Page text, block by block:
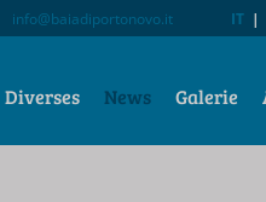
info@baiadiportonovo.it IT |
Diverses News Galerie